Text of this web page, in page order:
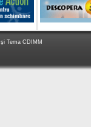
şi Tema CDIMM